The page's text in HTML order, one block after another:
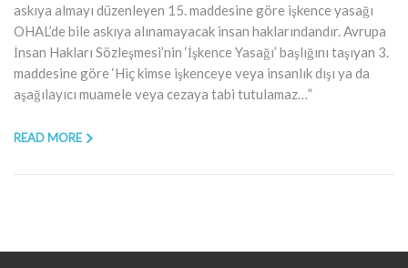
askıya almayı düzenleyen 15. maddesine göre işkence yasağı
OHAL’de bile askıya alınamayacak insan haklarındandır. Avrupa
İnsan Hakları Sözleşmesi’nin ‘İşkence Yasağı’ başlığını taşıyan 3.
maddesine göre ‘Hiç kimse işkenceye veya insanlık dışı ya da
aşağılayıcı muamele veya cezaya tabi tutulamaz…”
READ MORE